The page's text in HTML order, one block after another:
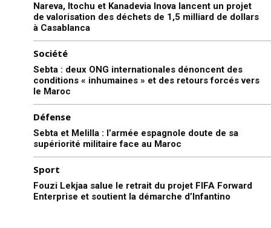
Nareva, Itochu et Kanadevia Inova lancent un projet
de valorisation des déchets de 1,5 milliard de dollars
à Casablanca
Société
Sebta : deux ONG internationales dénoncent des
conditions « inhumaines » et des retours forcés vers
le Maroc
Défense
Sebta et Melilla : l’armée espagnole doute de sa
supériorité militaire face au Maroc
Sport
Fouzi Lekjaa salue le retrait du projet FIFA Forward
Enterprise et soutient la démarche d’Infantino